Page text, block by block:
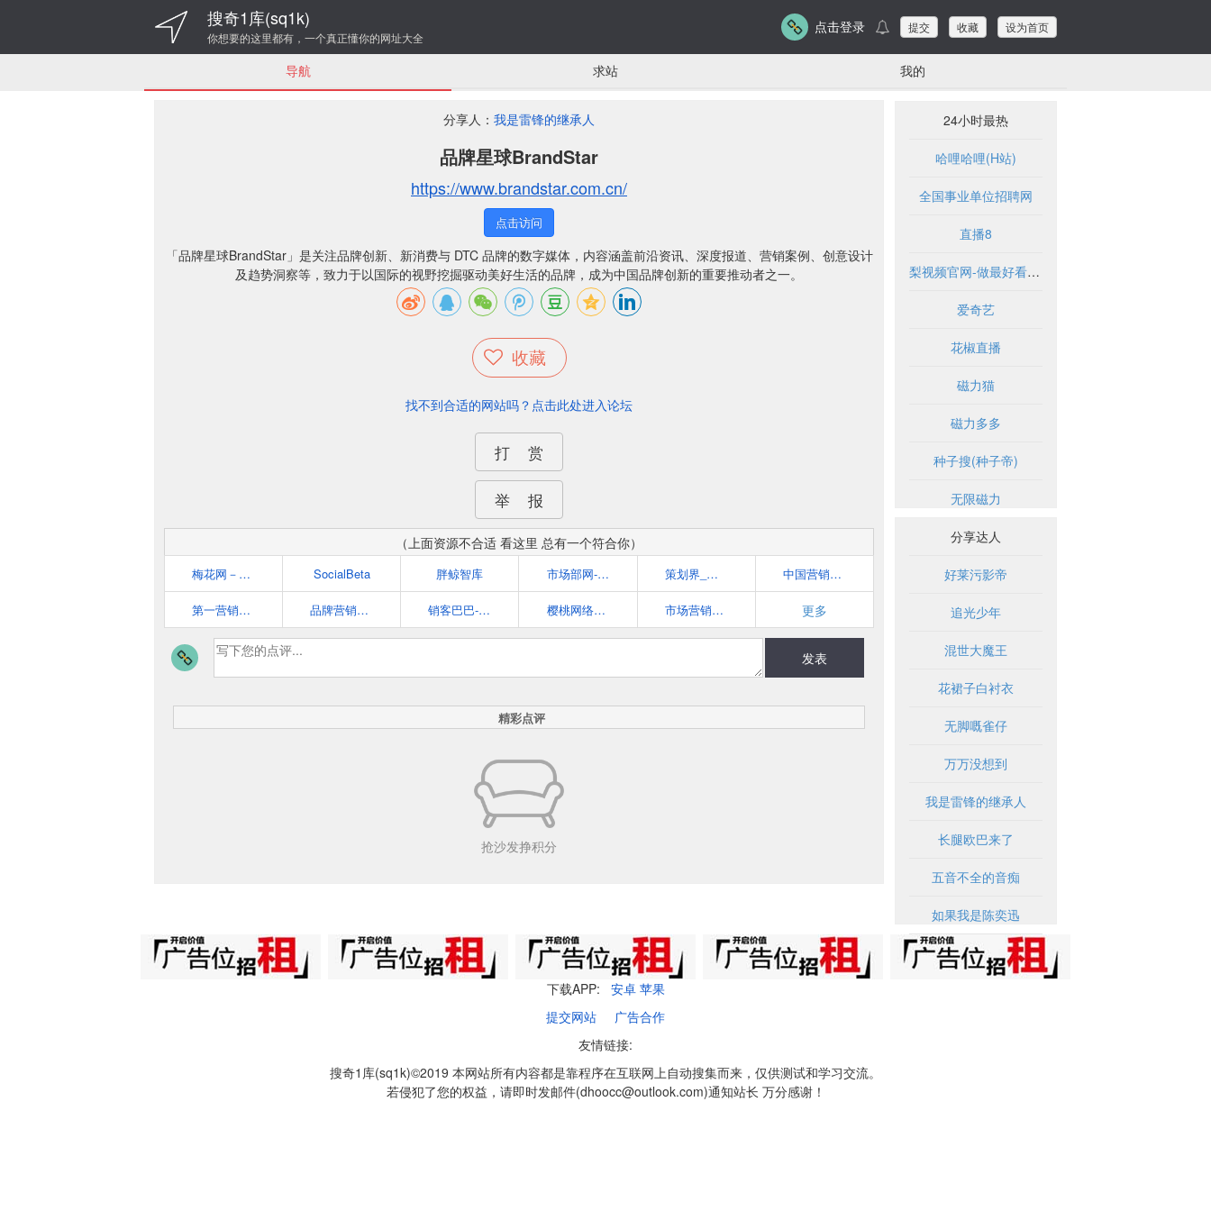
搜奇1库(sq1k)
你想要的这里都有，一个真正懂你的网址大全
点击登录 提交 收藏 设为首页
导航 求站 我的
分享人： 我是雷锋的继承人
品牌星球BrandStar
https://www.brandstar.com.cn/
点击访问
「品牌星球BrandStar」是关注品牌创新、新消费与 DTC 品牌的数字媒体，内容涵盖前沿资讯、深度报道、营销案例、创意设计
及趋势洞察等，致力于以国际的视野挖掘驱动美好生活的品牌，成为中国品牌创新的重要推动者之一。
收藏
找不到合适的网站吗？点击此处进入论坛
打 赏
举 报
（上面资源不合适 看这里 总有一个符合你）
梅花网－营销者的信息中心 SocialBeta 胖鲸智库 市场部网-你的云端市场部 策划界_最专业的品牌营销策划交流平台 中国营销网门户-第一赢销网
第一营销网 cmmo.cn 品牌营销案例分析_互联网营销策划学习平台-猴哥营销笔记 销客巴巴-市场营销案例分析及网络营销策略学习平台 樱桃网络营销博客 市场营销智库--广告、公关、互动领域垂直资讯门户 更多
发表
精彩点评
抢沙发挣积分
24小时最热
哈哩哈哩(H站)
全国事业单位招聘网
直播8
梨视频官网-做最好看的资讯短视频-Pear Video
爱奇艺
花椒直播
磁力猫
磁力多多
种子搜(种子帝)
无限磁力
分享达人
好莱污影帝
追光少年
混世大魔王
花裙子白衬衣
无脚嘅雀仔
万万没想到
我是雷锋的继承人
长腿欧巴来了
五音不全的音痴
如果我是陈奕迅
下载APP: 安卓 苹果
提交网站
广告合作
友情链接:
搜奇1库(sq1k)©2019 本网站所有内容都是靠程序在互联网上自动搜集而来，仅供测试和学习交流。
若侵犯了您的权益，请即时发邮件(dhoocc@outlook.com)通知站长 万分感谢！